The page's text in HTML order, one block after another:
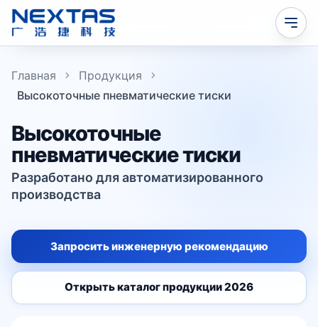
Главная
Продукция
Высокоточные пневматические тиски
Высокоточные
пневматические тиски
Разработано для автоматизированного
производства
Запросить инженерную рекомендацию
Открыть каталог продукции 2026